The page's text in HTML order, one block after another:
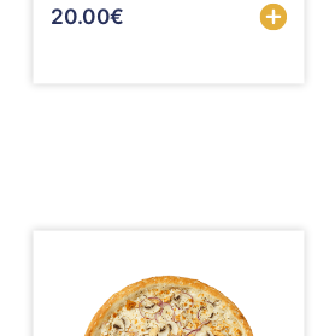
20.00€